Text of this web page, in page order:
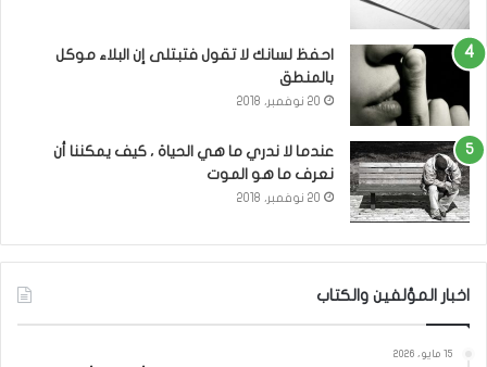
احفظ لسانك لا تقول فتبتلى إن البلاء موكل
بالمنطق
20 نوفمبر، 2018
عندما لا ندري ما هي الحياة ، كيف يمكننا أن
نعرف ما هو الموت
20 نوفمبر، 2018
اخبار المؤلفين والكتاب
15 مايو، 2026